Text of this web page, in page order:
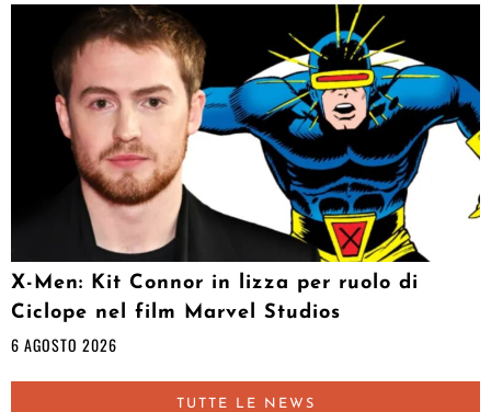
X-Men: Kit Connor in lizza per ruolo di
Ciclope nel film Marvel Studios
6 AGOSTO 2026
TUTTE LE NEWS